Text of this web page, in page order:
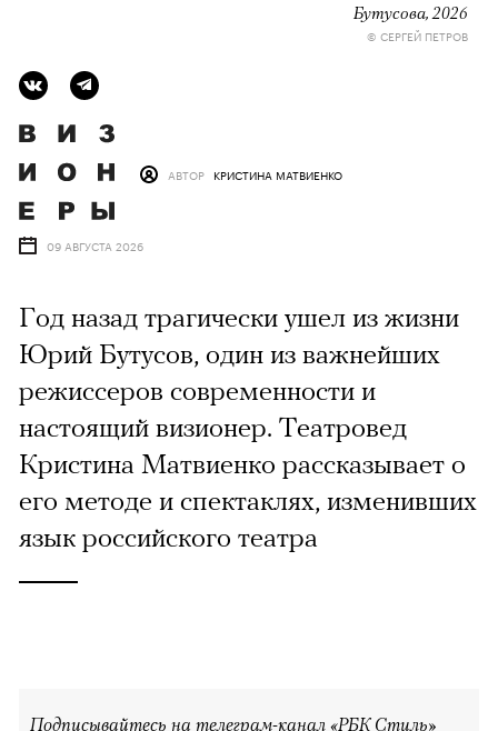
Бутусова, 2026
© СЕРГЕЙ ПЕТРОВ
АВТОР КРИСТИНА МАТВИЕНКО
09 АВГУСТА 2026
Год назад трагически ушел из жизни
Юрий Бутусов, один из важнейших
режиссеров современности и
настоящий визионер. Театровед
Кристина Матвиенко рассказывает о
его методе и спектаклях, изменивших
язык российского театра
Подписывайтесь на телеграм-канал «РБК Стиль»